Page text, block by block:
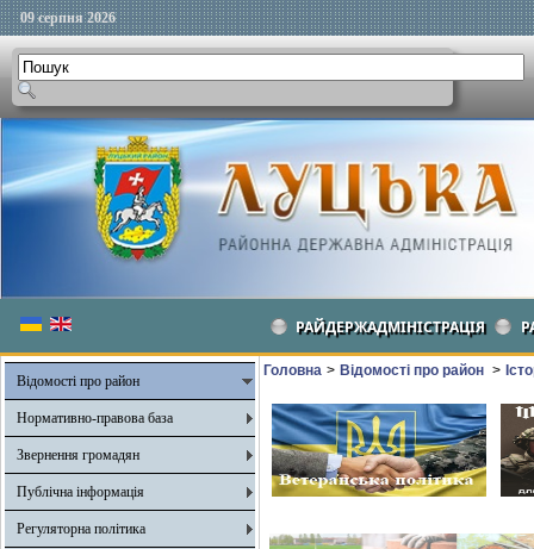
09 серпня 2026
РАЙДЕРЖАДМІНІСТРАЦІЯ
Відомості про район
Нормативно-правова база
Звернення громадян
Публічна інформація
Регуляторна політика
Головна > Відомості про район >